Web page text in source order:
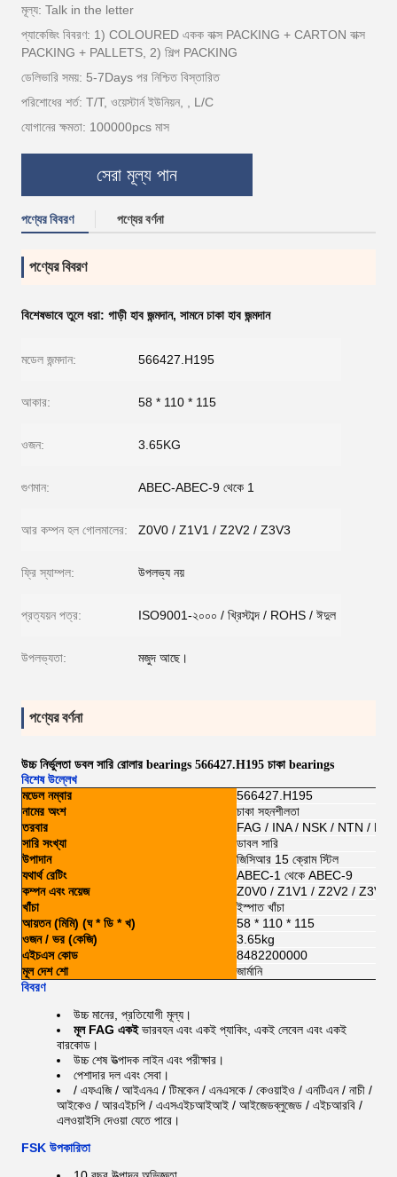
মূল্য: Talk in the letter
প্যাকেজিং বিবরণ: 1) COLOURED একক বাক্স PACKING + CARTON বাক্স
PACKING + PALLETS, 2) শিল্প PACKING
ডেলিভারি সময়: 5-7Days পর নিশ্চিত বিস্তারিত
পরিশোধের শর্ত: T/T, ওয়েস্টার্ন ইউনিয়ন, , L/C
যোগানের ক্ষমতা: 100000pcs মাস
সেরা মূল্য পান
পণ্যের বিবরণ পণ্যের বর্ণনা
পণ্যের বিবরণ
বিশেষভাবে তুলে ধরা: গাড়ী হাব জন্মদান, সামনে চাকা হাব জন্মদান
মডেল জন্মদান: 566427.H195
আকার: 58 * 110 * 115
ওজন: 3.65KG
গুণমান: ABEC-ABEC-9 থেকে 1
আর কম্পন হল গোলমালের: Z0V0 / Z1V1 / Z2V2 / Z3V3
ফ্রি স্যাম্পল: উপলভ্য নয়
প্রত্যয়ন পত্র: ISO9001-২০০০ / খ্রিস্টাব্দ / ROHS / ঈদুল
উপলভ্যতা: মজুদ আছে।
পণ্যের বর্ণনা
উচ্চ নির্ভুলতা ডবল সারি রোলার bearings 566427.H195 চাকা bearings
বিশেষ উল্লেখ
মডেল নম্বার
566427.H195
নামের অংশ
চাকা সহনশীলতা
তরবার
FAG / INA / NSK / NTN /
সারি সংখ্যা
ডাবল সারি
উপাদান
জিসিআর 15 ক্রোম স্টিল
যথার্থ রেটিং
ABEC-1 থেকে ABEC-9
কম্পন এবং নয়েজ
Z0V0 / Z1V1 / Z2V2 / Z3V3
খাঁচা
ইস্পাত খাঁচা
আয়তন (মিমি) (ঘ * ডি * খ)
58 * 110 * 115
ওজন / ভর (কেজি)
3.65kg
এইচএস কোড
8482200000
মূল দেশ শো
জার্মানি
বিবরণ
উচ্চ মানের, প্রতিযোগী মূল্য।
মূল FAG একইভারবহন এবং একই প্যাকিং, একই লেবেল এবং একই
বারকোড।
উচ্চ শেষ উত্পাদক লাইন এবং পরীক্ষার।
পেশাদার দল এবং সেবা।
/ এফএজি / আইএনএ / টিমকেন / এনএসকে / কেওয়াইও / এনটিএন / নাচী /
আইকেও / আরএইচপি / এএসএইচআইআই / আইজেডব্লুজেড / এইচআরবি /
এলওয়াইসি দেওয়া যেতে পারে।
FSK উপকারিতা